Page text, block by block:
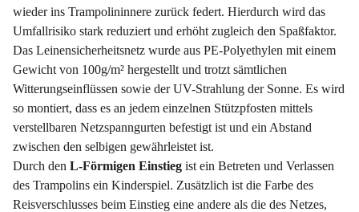
wieder ins Trampolininnere zurück federt. Hierdurch wird das
Umfallrisiko stark reduziert und erhöht zugleich den Spaßfaktor.
Das Leinensicherheitsnetz wurde aus PE-Polyethylen mit einem
Gewicht von 100g/m² hergestellt und trotzt sämtlichen
Witterungseinflüssen sowie der UV-Strahlung der Sonne. Es wird
so montiert, dass es an jedem einzelnen Stützpfosten mittels
verstellbaren Netzspanngurten befestigt ist und ein Abstand
zwischen den selbigen gewährleistet ist.
Durch den L-Förmigen Einstieg ist ein Betreten und Verlassen
des Trampolins ein Kinderspiel. Zusätzlich ist die Farbe des
Reisverschlusses beim Einstieg eine andere als die des Netzes,